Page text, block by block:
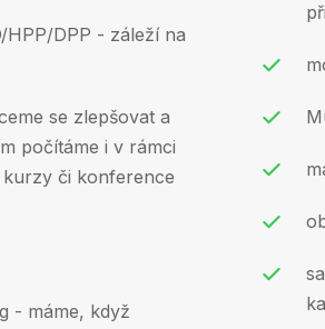
DPP - záleží na
se zlepšovat a
počítáme i v rámci
či konference
- máme, když